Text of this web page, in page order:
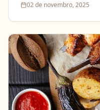
02 de novembro, 2025